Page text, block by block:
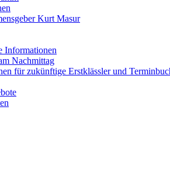
Kurt Masur
Informationen
Nachmittag
für zukünftige Erstklässler und